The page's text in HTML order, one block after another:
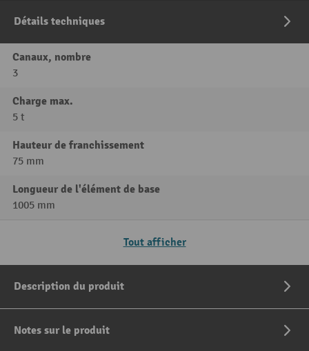
Détails techniques
Canaux, nombre
3
Charge max.
5 t
Hauteur de franchissement
75 mm
Longueur de l'élément de base
1005 mm
Tout afficher
Description du produit
Notes sur le produit